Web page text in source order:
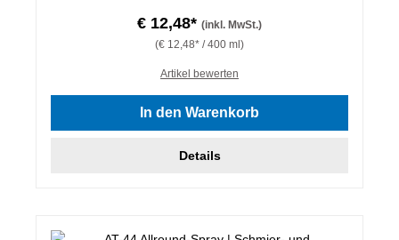
€ 12,48* (inkl. MwSt.)
(€ 12,48* / 400 ml)
Artikel bewerten
In den Warenkorb
Details